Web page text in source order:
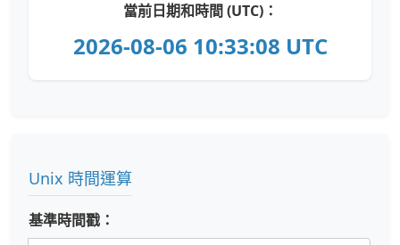
當前日期和時間 (UTC)：
2026-08-06 10:33:08 UTC
Unix 時間運算
基準時間戳：